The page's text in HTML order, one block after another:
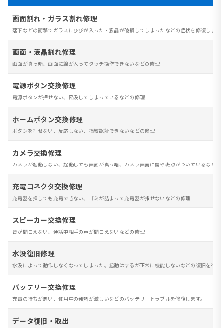
画面割れ・ガラス割れ修理
落下などの衝撃でガラスにひびが入った・液晶が破損してしまったなどの症状を修復しま
画面・液晶割れ修理
画面が真っ暗、画面に線が入ってタッチ操作できないなどの修理
電源ボタン交換修理
電源ボタンが押せない、陥没してしまっているなどの修理
ホームボタン交換修理
ボタンを押せない、反応しない、指紋認証できないなどの修理
カメラ交換修理
カメラが起動しない、起動しても画面が真っ暗、カメラ画面に傷や斑点がついているなど
充電コネクタ交換修理
充電器を挿しても充電できない、ゴミが詰まって充電器が挿せないなどの修理
スピーカー交換修理
音が聞こえない、通話中相手の声が聞こえないなどの修理
水没復旧修理
水没によって動作しなくなってしまった。起動はするが正常に機能しないなどの復旧を行
バッテリー交換修理
充電の持ちが悪い、使用中の発熱が激しいなどのバッテリートラブルを修復します。
データ復旧・取出